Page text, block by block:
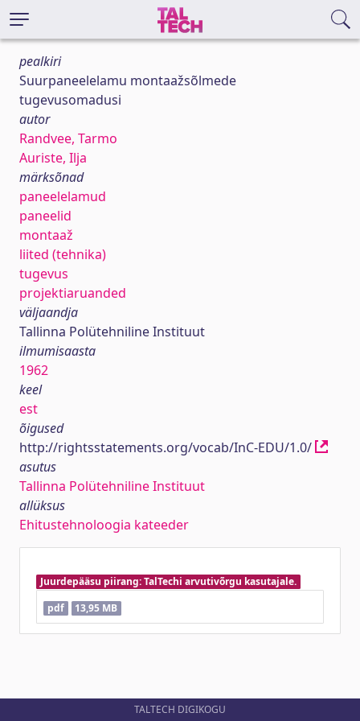
pealkiri
Suurpaneelelamu montaažsõlmede
tugevusomadusi
autor
Randvee, Tarmo
Auriste, Ilja
märksõnad
paneelelamud
paneelid
montaaž
liited (tehnika)
tugevus
projektiaruanded
väljaandja
Tallinna Polütehniline Instituut
ilmumisaasta
1962
keel
est
õigused
http://rightsstatements.org/vocab/InC-EDU/1.0/
asutus
Tallinna Polütehniline Instituut
allüksus
Ehitustehnoloogia kateeder
Juurdepääsu piirang: TalTechi arvutivõrgu kasutajale.
pdf
13,95 MB
TALTECH DIGIKOGU